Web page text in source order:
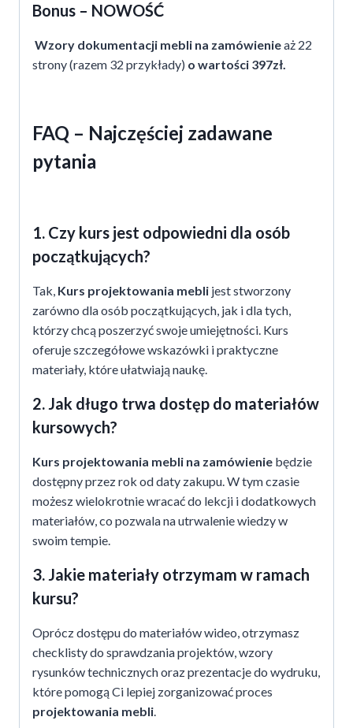
Bonus – NOWOŚĆ
Wzory dokumentacji mebli na zamówienieaż 22
strony (razem 32 przykłady) o wartości 397zł.
FAQ – Najczęściej zadawane
pytania
1. Czy kurs jest odpowiedni dla osób
początkujących?
Tak, Kurs projektowania mebli jest stworzony
zarówno dla osób początkujących, jak i dla tych,
którzy chcą poszerzyć swoje umiejętności. Kurs
oferuje szczegółowe wskazówki i praktyczne
materiały, które ułatwiają naukę.
2. Jak długo trwa dostęp do materiałów
kursowych?
Kurs projektowania mebli na zamówienie będzie
dostępny przez rok od daty zakupu. W tym czasie
możesz wielokrotnie wracać do lekcji i dodatkowych
materiałów, co pozwala na utrwalenie wiedzy w
swoim tempie.
3. Jakie materiały otrzymam w ramach
kursu?
Oprócz dostępu do materiałów wideo, otrzymasz
checklisty do sprawdzania projektów, wzory
rysunków technicznych oraz prezentacje do wydruku,
które pomogą Ci lepiej zorganizować proces
projektowania mebli.